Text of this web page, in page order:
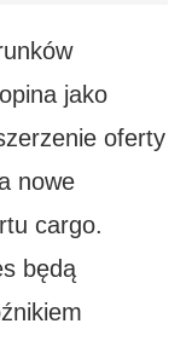
jako
oferty
nowe
cargo.
będą